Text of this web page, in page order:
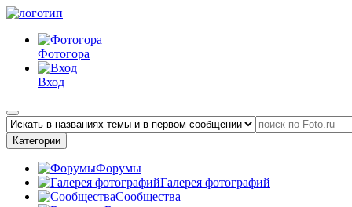
Фотогора
Вход
Категории
Форумы
Галерея фотографий
Сообщества